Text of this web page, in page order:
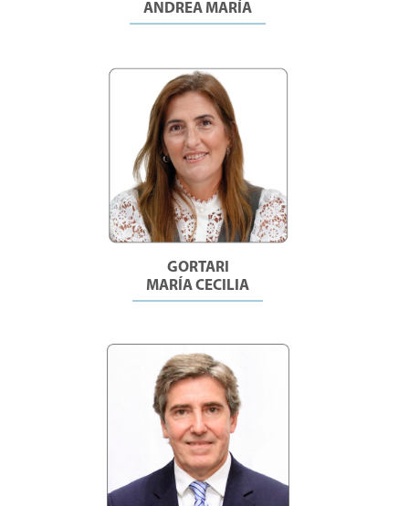
ANDREA MARÍA
GORTARI
MARÍA CECILIA